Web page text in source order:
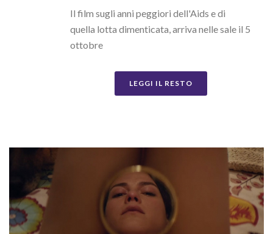
Il film sugli anni peggiori dell'Aids e di
quella lotta dimenticata, arriva nelle sale il 5
ottobre
LEGGI IL RESTO